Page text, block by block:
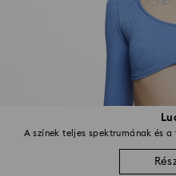
A színek teljes spektrumának és